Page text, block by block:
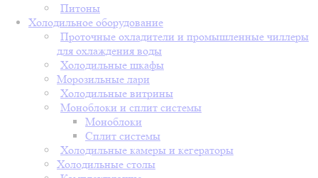
Питоны
Холодильное оборудование
Проточные охладители и промышленные чиллеры
для охлаждения воды
Холодильные шкафы
Морозильные лари
Холодильные витрины
Моноблоки и сплит системы
Моноблоки
Сплит системы
Холодильные камеры и кегераторы
Холодильные столы